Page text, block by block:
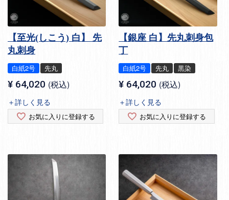
【至光(しこう) 白】 先
丸刺身
白紙2号 先丸
¥ 64,020 税込
＋詳しく見る
お気に入りに登録する
【銀座 白】先丸刺身包
丁
白紙2号 先丸 黒染
¥ 64,020 税込
＋詳しく見る
お気に入りに登録する